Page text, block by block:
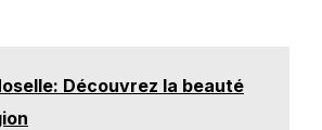
Découvrez la beauté